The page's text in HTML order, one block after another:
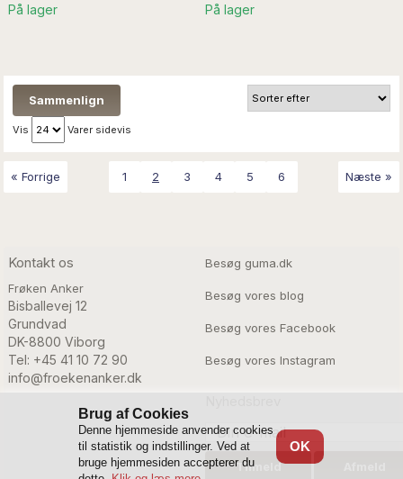
På lager
På lager
Vis Varer sidevis
« Forrige 1 2 3 4 5 6 Næste »
Kontakt os
Frøken Anker
Bisballevej 12
Grundvad
DK-8800 Viborg
Tel: +45 41 10 72 90
info@froekenanker.dk
Besøg guma.dk
Besøg vores blog
Besøg vores Facebook
Besøg vores Instagram
Brug af Cookies
OK
Denne hjemmeside anvender cookies
til statistik og indstillinger. Ved at
bruge hjemmesiden accepterer du